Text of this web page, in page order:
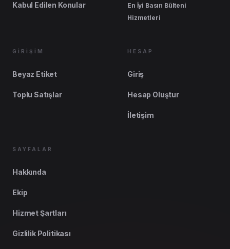
Kabul Edilen Konular
En İyi Basın Bülteni
Hizmetleri
GİRİŞİM
Beyaz Etiket
Toplu Satışlar
HESAP
Giriş
Hesap Oluştur
İletişim
SAYFALAR
Hakkında
Ekip
Hizmet Şartları
Gizlilik Politikası